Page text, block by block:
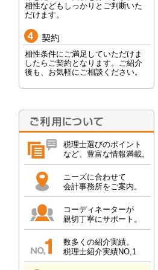
相性などもしっかりとご判断いた
だけます。
契約
相性条件にご満足していただけま
したらご契約となります。ご紹介
後も、お気軽にご相談ください。
税理士選びのポイント
など、豊富な情報満載。
ニーズに合わせて
会計事務所をご案内。
コーディネーターが
親切丁寧にサポート。
数多くの紹介実績。
税理士紹介実績NO,1